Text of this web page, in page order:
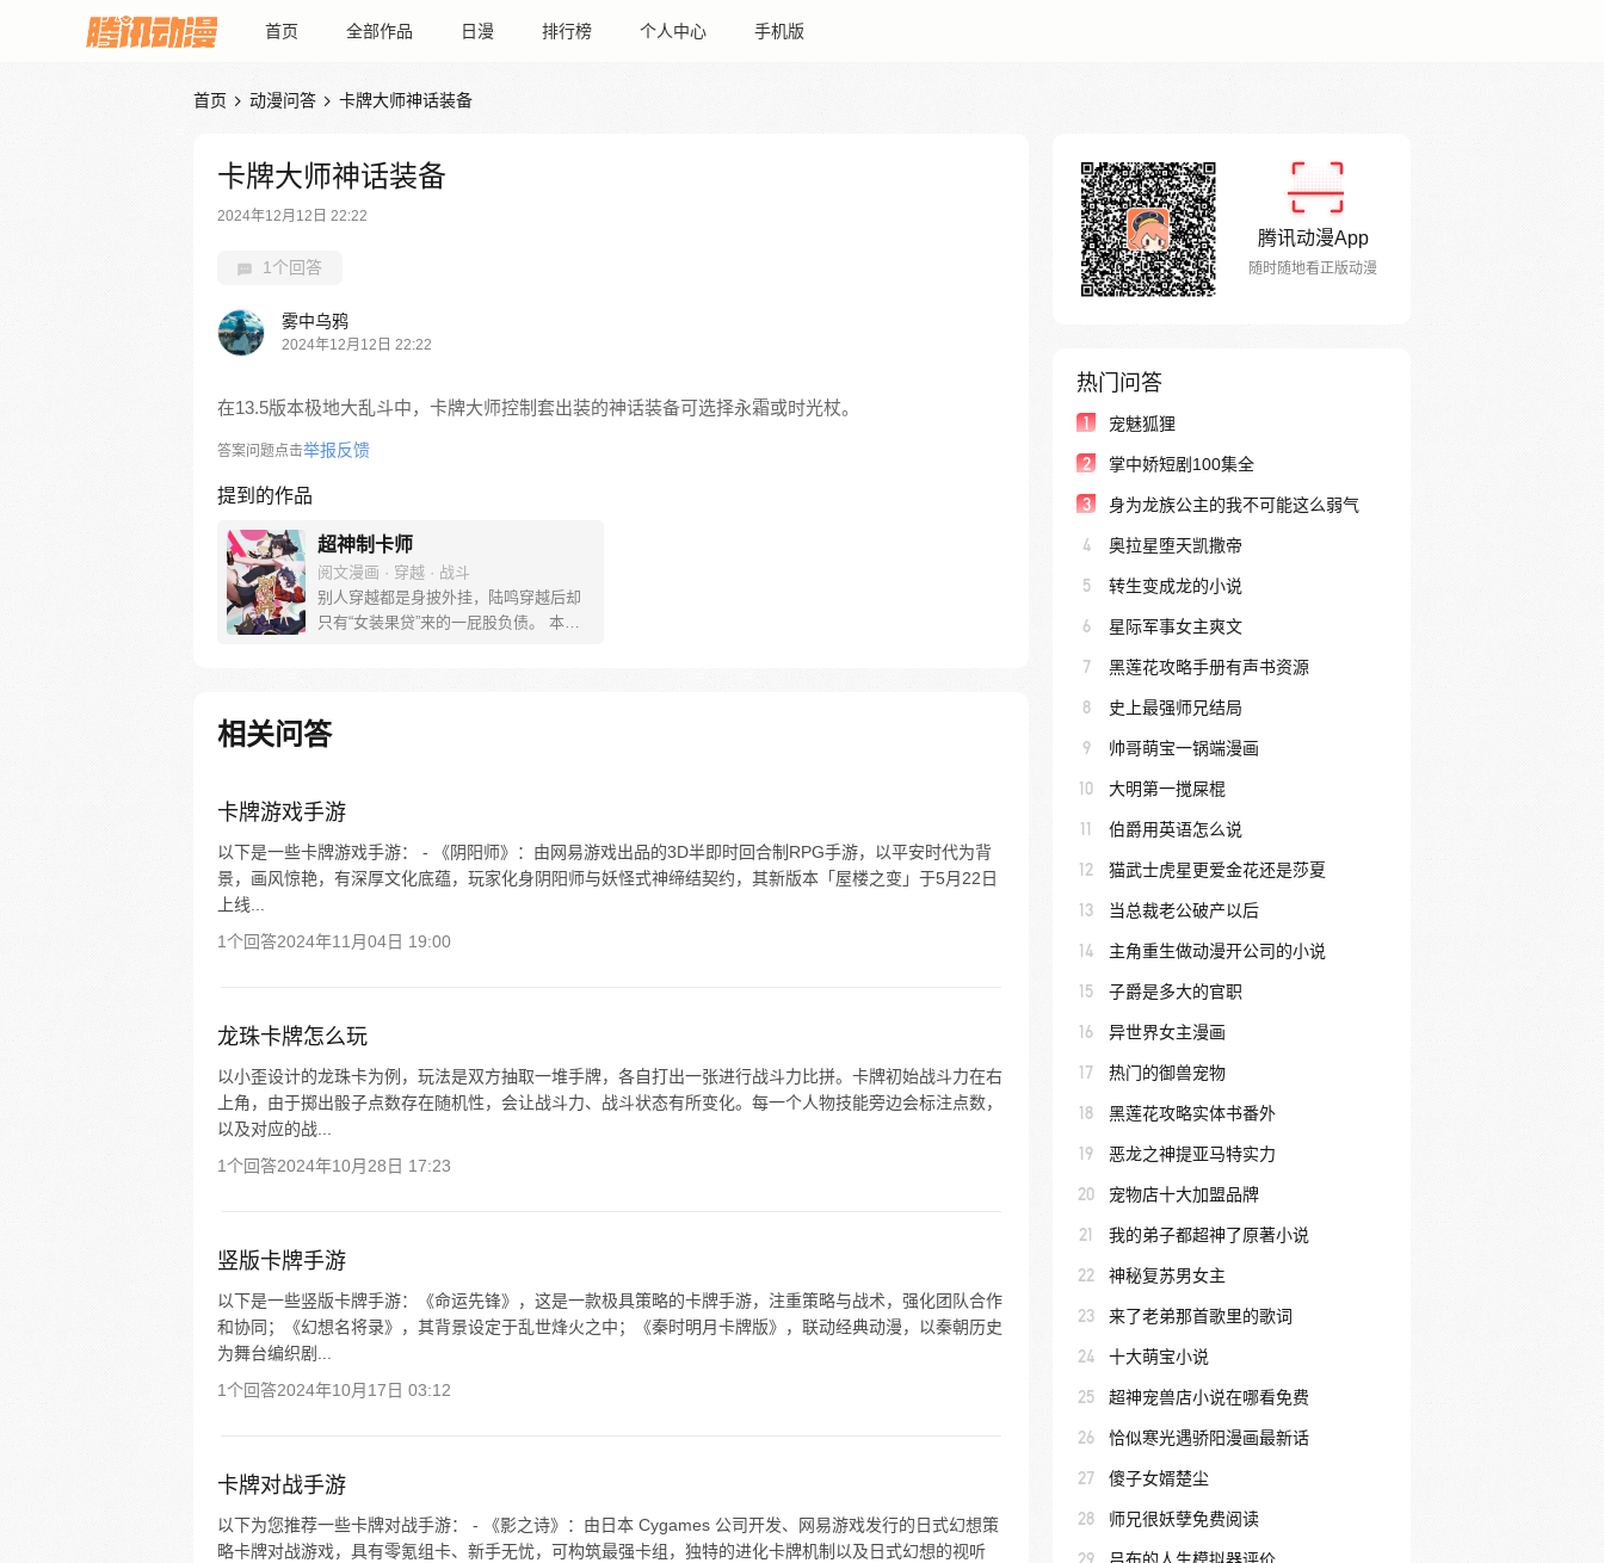
首页 全部作品 日漫 排行榜 个人中心 手机版
首页  动漫问答  卡牌大师神话装备
卡牌大师神话装备
2024年12月12日 22:22
1个回答
雾中乌鸦
2024年12月12日 22:22
在13.5版本极地大乱斗中，卡牌大师控制套出装的神话装备可选择永霜或时光杖。
答案问题点击举报反馈
提到的作品
超神制卡师
阅文漫画 · 穿越 · 战斗
别人穿越都是身披外挂，陆鸣穿越后却
只有“女装果贷”来的一屁股负债。 本是
陷入了沉思。 如果制卡技术和写程序的
方法一样......那岂不是一张卡牌，可以封
相关问答
卡牌游戏手游
以下是一些卡牌游戏手游： - 《阴阳师》：由网易游戏出品的3D半即时回合制RPG手游，以平安时代为背
景，画风惊艳，有深厚文化底蕴，玩家化身阴阳师与妖怪式神缔结契约，其新版本「屋楼之变」于5月22日
上线...
1个回答2024年11月04日 19:00
龙珠卡牌怎么玩
以小歪设计的龙珠卡为例，玩法是双方抽取一堆手牌，各自打出一张进行战斗力比拼。卡牌初始战斗力在右
上角，由于掷出骰子点数存在随机性，会让战斗力、战斗状态有所变化。每一个人物技能旁边会标注点数，
以及对应的战...
1个回答2024年10月28日 17:23
竖版卡牌手游
以下是一些竖版卡牌手游：《命运先锋》，这是一款极具策略的卡牌手游，注重策略与战术，强化团队合作
和协同；《幻想名将录》，其背景设定于乱世烽火之中；《秦时明月卡牌版》，联动经典动漫，以秦朝历史
为舞台编织剧...
1个回答2024年10月17日 03:12
卡牌对战手游
以下为您推荐一些卡牌对战手游： - 《影之诗》：由日本 Cygames 公司开发、网易游戏发行的日式幻想策
略卡牌对战游戏，具有零氪组卡、新手无忧，可构筑最强卡组，独特的进化卡牌机制以及日式幻想的视听
腾讯动漫App
随时随地看正版动漫
热门问答
1 宠魅狐狸
2 掌中娇短剧100集全
3 身为龙族公主的我不可能这么弱气
4 奥拉星堕天凯撒帝
5 转生变成龙的小说
6 星际军事女主爽文
7 黑莲花攻略手册有声书资源
8 史上最强师兄结局
9 帅哥萌宝一锅端漫画
10 大明第一搅屎棍
11 伯爵用英语怎么说
12 猫武士虎星更爱金花还是莎夏
13 当总裁老公破产以后
14 主角重生做动漫开公司的小说
15 子爵是多大的官职
16 异世界女主漫画
17 热门的御兽宠物
18 黑莲花攻略实体书番外
19 恶龙之神提亚马特实力
20 宠物店十大加盟品牌
21 我的弟子都超神了原著小说
22 神秘复苏男女主
23 来了老弟那首歌里的歌词
24 十大萌宝小说
25 超神宠兽店小说在哪看免费
26 恰似寒光遇骄阳漫画最新话
27 傻子女婿楚尘
28 师兄很妖孽免费阅读